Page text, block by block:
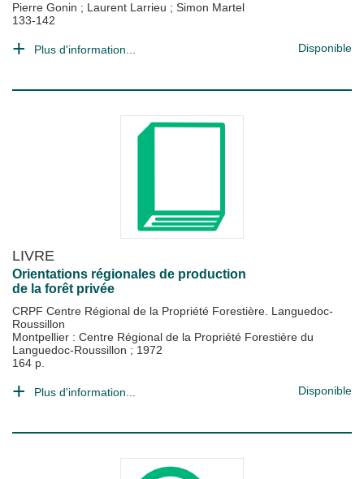
Pierre Gonin ; Laurent Larrieu ; Simon Martel
133-142
Plus d'information... Disponible
LIVRE
Orientations régionales de production
de la forêt privée
CRPF Centre Régional de la Propriété Forestière. Languedoc-
Roussillon
Montpellier : Centre Régional de la Propriété Forestière du
Languedoc-Roussillon ; 1972
164 p.
Plus d'information... Disponible